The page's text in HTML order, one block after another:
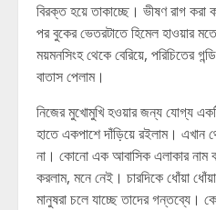
বিরক্ত হয়ে তাকাচ্ছে। ভীষণ রাগ করা
পর বুকের ভেতরটাতে হিমেল হাওয়ার
ময়মনসিংহ থেকে বেরিয়ে, পরিচিতের
বাতাস পেলাম।
নিজের মুখোমুখি হওয়ার জন্য যোগ্য
হাতে একপাশে দাঁড়িয়ে রইলাম। এখান
না। কোনো এক আবাসিক এলাকার নাম
করলাম, মনে নেই। চারদিকে ধোঁয়া
মানুষরা চলে যাচ্ছে তাদের গন্তব্যে।